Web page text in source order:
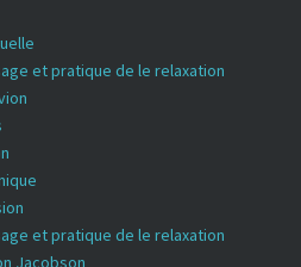
et pratique de le relaxation
et pratique de le relaxation
Jacobson